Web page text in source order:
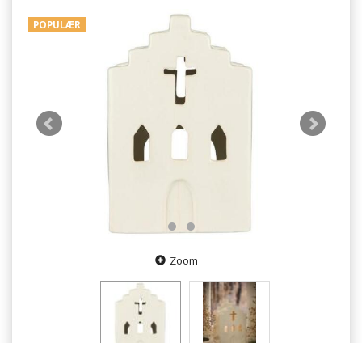
POPULÆR
Zoom